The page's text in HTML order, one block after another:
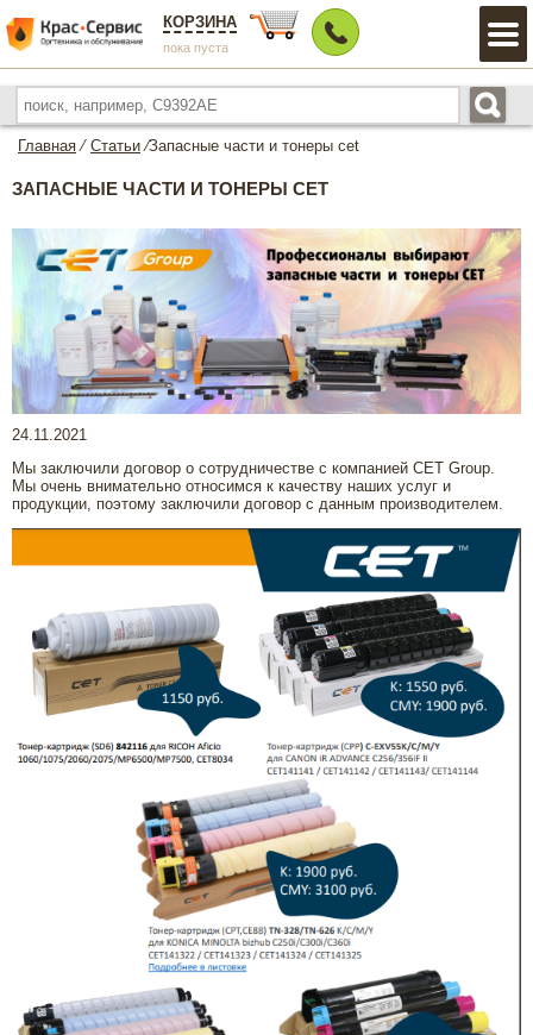
КОРЗИНА
пока пуста
Главная ⁄ Статьи ⁄Запасные части и тонеры cet
ЗАПАСНЫЕ ЧАСТИ И ТОНЕРЫ CET
24.11.2021
Мы заключили договор о сотрудничестве с компанией СЕТ Group.
Мы очень внимательно относимся к качеству наших услуг и
продукции, поэтому заключили договор с данным производителем.